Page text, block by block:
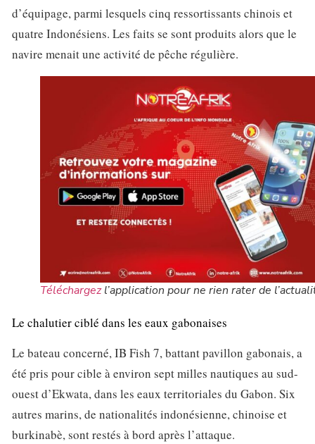
d’équipage, parmi lesquels cinq ressortissants chinois et
quatre Indonésiens. Les faits se sont produits alors que le
navire menait une activité de pêche régulière.
Téléchargezl’application pour ne rien rater de
Le chalutier ciblé dans les eaux gabonaises
Le bateau concerné, IB Fish 7, battant pavillon gabonais, a
été pris pour cible à environ sept milles nautiques au sud-
ouest d’Ekwata, dans les eaux territoriales du Gabon. Six
autres marins, de nationalités indonésienne, chinoise et
burkinabè, sont restés à bord après l’attaque.